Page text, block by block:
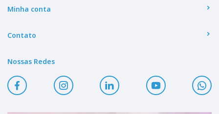
Minha conta
Contato
Nossas Redes